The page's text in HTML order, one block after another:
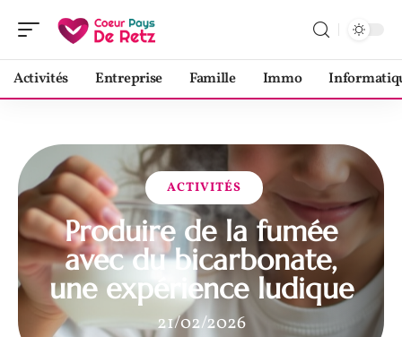
Activités Entreprise Famille Immo
ACTIVITÉS
Produire de la fumée
avec du bicarbonate,
une expérience ludique
21/02/2026